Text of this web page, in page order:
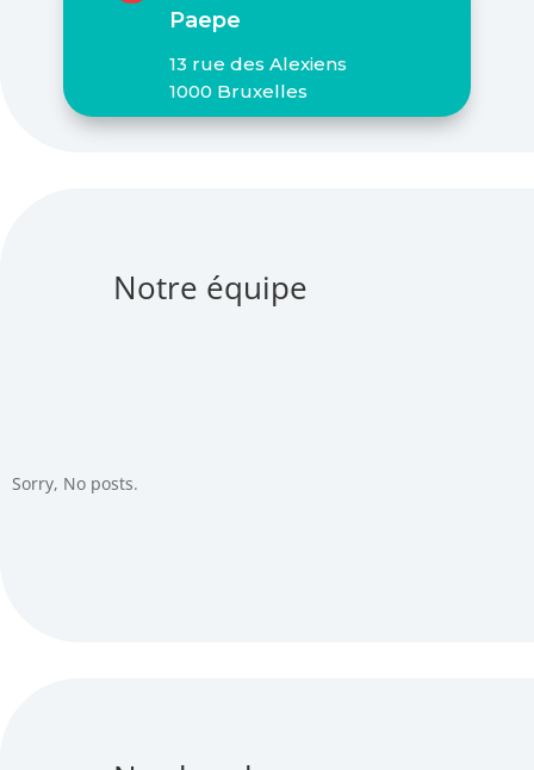
Paepe
13 rue des Alexiens
1000 Bruxelles
Notre équipe
Sorry, No posts.